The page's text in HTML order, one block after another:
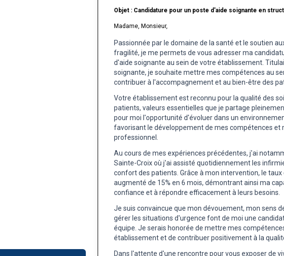
Objet : Candidature pour un poste d'aide soignante en
Madame, Monsieur,
Passionnée par le domaine de la santé et le soutien
fragilité, je me permets de vous adresser ma
d'aide soignante au sein de votre établissement.
soignante, je souhaite mettre mes compétences au
contribuer à l'accompagnement et au bien-être des
Votre établissement est reconnu pour la qualité des
patients, valeurs essentielles que je partage
pour moi l'opportunité d'évoluer dans un
favorisant le développement de mes compétences et
professionnel.
Au cours de mes expériences précédentes, j'ai
Sainte-Croix où j'ai assisté quotidiennement les
confort des patients. Grâce à mon intervention, le
augmenté de 15% en 6 mois, démontrant ainsi ma
confiance et à répondre efficacement à leurs besoins.
Je suis convaincue que mon dévouement, mon sens
gérer les situations d'urgence font de moi une
équipe. Je serais honorée de mettre mes
établissement et de contribuer positivement à la
Dans l'attente d'une rencontre pour vous exposer de